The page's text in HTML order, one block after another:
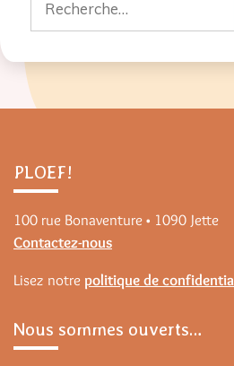
PLOEF!
100 rue Bonaventure • 1090 Jette
Contactez-nous
Lisez notre politique de
Nous sommes ouverts…